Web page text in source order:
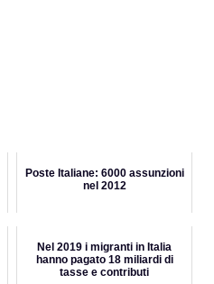
Poste Italiane: 6000 assunzioni
nel 2012
Nel 2019 i migranti in Italia
hanno pagato 18 miliardi di
tasse e contributi